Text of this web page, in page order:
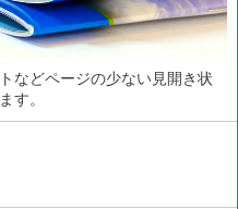
などページの少ない見開き状
す。